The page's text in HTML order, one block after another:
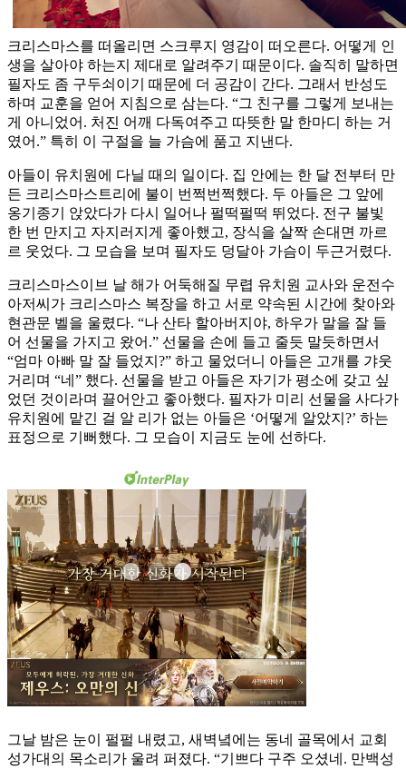
크리스마스를 떠올리면 스크루지 영감이 떠오른다. 어떻게 인
생을 살아야 하는지 제대로 알려주기 때문이다. 솔직히 말하면
필자도 좀 구두쇠이기 때문에 더 공감이 간다. 그래서 반성도
하며 교훈을 얻어 지침으로 삼는다. “그 친구를 그렇게 보내는
게 아니었어. 처진 어깨 다독여주고 따뜻한 말 한마디 하는 거
였어.” 특히 이 구절을 늘 가슴에 품고 지낸다.
아들이 유치원에 다닐 때의 일이다. 집 안에는 한 달 전부터 만
든 크리스마스트리에 불이 번쩍번쩍했다. 두 아들은 그 앞에
옹기종기 앉았다가 다시 일어나 펄떡펄떡 뛰었다. 전구 불빛
한 번 만지고 자지러지게 좋아했고, 장식을 살짝 손대면 까르
르 웃었다. 그 모습을 보며 필자도 덩달아 가슴이 두근거렸다.
크리스마스이브 날 해가 어둑해질 무렵 유치원 교사와 운전수
아저씨가 크리스마스 복장을 하고 서로 약속된 시간에 찾아와
현관문 벨을 울렸다. “나 산타 할아버지야, 하우가 말을 잘 들
어 선물을 가지고 왔어.” 선물을 손에 들고 줄듯 말듯하면서
“엄마 아빠 말 잘 들었지?” 하고 물었더니 아들은 고개를 갸웃
거리며 “네” 했다. 선물을 받고 아들은 자기가 평소에 갖고 싶
었던 것이라며 끌어안고 좋아했다. 필자가 미리 선물을 사다가
유치원에 맡긴 걸 알 리가 없는 아들은 ‘어떻게 알았지?’ 하는
표정으로 기뻐했다. 그 모습이 지금도 눈에 선하다.
그날 밤은 눈이 펄펄 내렸고, 새벽녘에는 동네 골목에서 교회
성가대의 목소리가 울려 퍼졌다. “기쁘다 구주 오셨네. 만백성